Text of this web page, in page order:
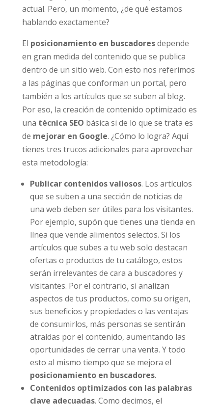
actual. Pero, un momento, ¿de qué estamos
hablando exactamente?
El posicionamiento en buscadoresdepende
en gran medida del contenido que se publica
dentro de un sitio web. Con esto nos referimos
a las páginas que conforman un portal, pero
también a los artículos que se suben al blog.
Por eso, la creación de contenido optimizado es
una técnica SEO básica si de lo que se trata es
de mejorar en Google. ¿Cómo lo logra? Aquí
tienes tres trucos adicionales para aprovechar
esta metodología:
Publicar contenidos valiosos. Los artículos
que se suben a una sección de noticias de
una web deben ser útiles para los visitantes.
Por ejemplo, supón que tienes una tienda en
línea que vende alimentos selectos. Si los
artículos que subes a tu web solo destacan
ofertas o productos de tu catálogo, estos
serán irrelevantes de cara a buscadores y
visitantes. Por el contrario, si analizan
aspectos de tus productos, como su origen,
sus beneficios y propiedades o las ventajas
de consumirlos, más personas se sentirán
atraídas por el contenido, aumentando las
oportunidades de cerrar una venta. Y todo
esto al mismo tiempo que se mejora el
posicionamiento en buscadores.
Contenidos optimizados con las palabras
clave adecuadas. Como decimos, el